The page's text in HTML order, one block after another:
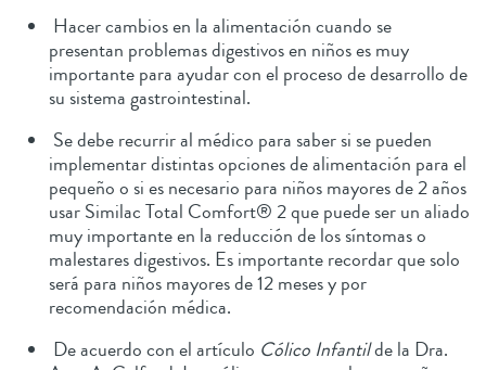
Hacer cambios en la alimentación cuando se
presentan problemas digestivos en niños es muy
importante para ayudar con el proceso de desarrollo de
su sistema gastrointestinal.
Se debe recurrir al médico para saber si se pueden
implementar distintas opciones de alimentación para el
pequeño o si es necesario para niños mayores de 2 años
usar Similac Total Comfort® 2 que puede ser un aliado
muy importante en la reducción de los síntomas o
malestares digestivos. Es importante recordar que solo
será para niños mayores de 12 meses y por
recomendación médica.
De acuerdo con el artículo Cólico Infantilde la Dra.